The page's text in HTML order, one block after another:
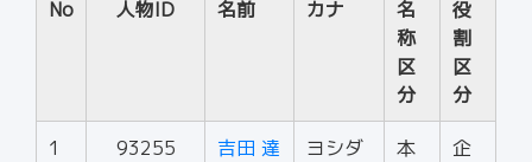
No 人物ID 名前 カナ
名
称
区
分
役
割
区
分
1 93255 吉田 達
ヨシダ
本
企